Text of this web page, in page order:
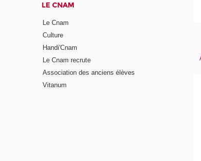
LE CNAM
Le Cnam
Culture
Handi'Cnam
Le Cnam recrute
Association des anciens élèves
Vitanum